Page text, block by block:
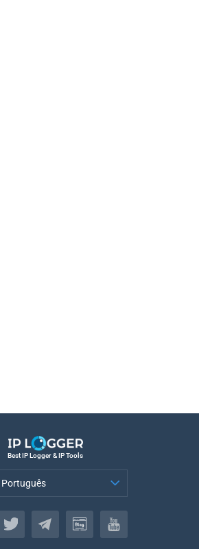
Best IP Logger & IP Tools
Português
Português